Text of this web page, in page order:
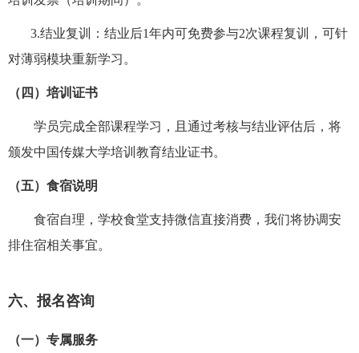
3.结业复训：结业后1年内可免费参与2次课程复训，可针
对薄弱模块重新学习。
（四）培训证书
学员完成全部课程学习，且通过考核与结业评估后，将
颁发中国传媒大学培训教育结业证书。
（五）食宿说明
食宿自理，学校食堂支持微信直接消费，我们将协调安
排住宿相关事宜。
六、报名咨询
（一）专属服务